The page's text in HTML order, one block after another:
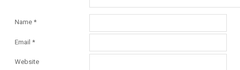
Name *
Email *
Website